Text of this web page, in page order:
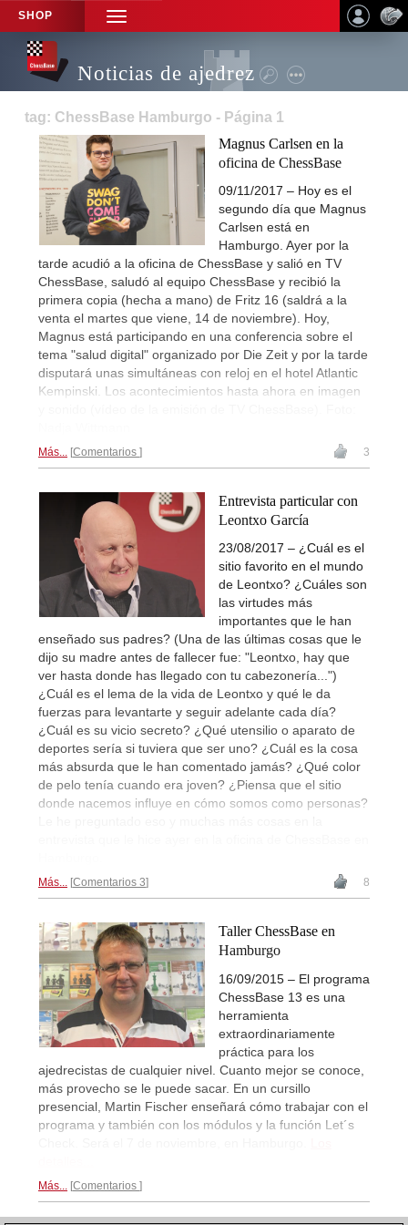
SHOP
TOGGLE
NAVIGATION
Noticias de ajedrez
tag: ChessBase Hamburgo - Página 1
Magnus Carlsen en la
oficina de ChessBase
09/11/2017 – Hoy es el
segundo día que Magnus
Carlsen está en
Hamburgo. Ayer por la
tarde acudió a la oficina de ChessBase y salió en TV
ChessBase, saludó al equipo ChessBase y recibió la
primera copia (hecha a mano) de Fritz 16 (saldrá a la
venta el martes que viene, 14 de noviembre). Hoy,
Magnus está participando en una conferencia sobre el
tema "salud digital" organizado por Die Zeit y por la tarde
disputará unas simultáneas con reloj en el hotel Atlantic
Kempinski. Los acontecimientos hasta ahora en imagen
Más... Comentarios 3
Entrevista particular con
Leontxo García
23/08/2017 – ¿Cuál es el
sitio favorito en el mundo
de Leontxo? ¿Cuáles son
las virtudes más
importantes que le han
enseñado sus padres? (Una de las últimas cosas que le
dijo su madre antes de fallecer fue: "Leontxo, hay que
ver hasta donde has llegado con tu cabezonería...")
¿Cuál es el lema de la vida de Leontxo y qué le da
fuerzas para levantarte y seguir adelante cada día?
¿Cuál es su vicio secreto? ¿Qué utensilio o aparato de
deportes sería si tuviera que ser uno? ¿Cuál es la cosa
más absurda que le han comentado jamás? ¿Qué color
de pelo tenía cuando era joven? ¿Piensa que el sitio
donde nacemos influye en cómo somos como personas?
Más... Comentarios 3 8
Taller ChessBase en
Hamburgo
16/09/2015 – El programa
ChessBase 13 es una
herramienta
extraordinariamente
práctica para los
ajedrecistas de cualquier nivel. Cuanto mejor se conoce,
más provecho se le puede sacar. En un cursillo
presencial, Martin Fischer enseñará cómo trabajar con el
programa y también con los módulos y la función Let´s
Más... Comentarios